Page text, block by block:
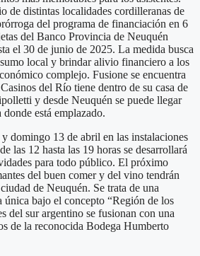
de distintas localidades cordilleranas de
del programa de financiación en 6
del Banco Provincia de Neuquén
el 30 de junio de 2025. La medida busca
local y brindar alivio financiero a los
complejo. Fusione se encuentra
del Río tiene dentro de su casa de
y desde Neuquén se puede llegar
está emplazado.
domingo 13 de abril en las instalaciones
las 12 hasta las 19 horas se desarrollará
para todo público. El próximo
del buen comer y del vino tendrán
de Neuquén. Se trata de una
única bajo el concepto “Región de los
del sur argentino se fusionan con una
de la reconocida Bodega Humberto